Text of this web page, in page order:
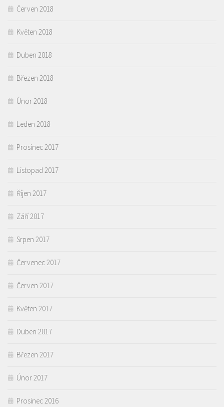
Červen 2018
Květen 2018
Duben 2018
Březen 2018
Únor 2018
Leden 2018
Prosinec 2017
Listopad 2017
Říjen 2017
Září 2017
Srpen 2017
Červenec 2017
Červen 2017
Květen 2017
Duben 2017
Březen 2017
Únor 2017
Prosinec 2016